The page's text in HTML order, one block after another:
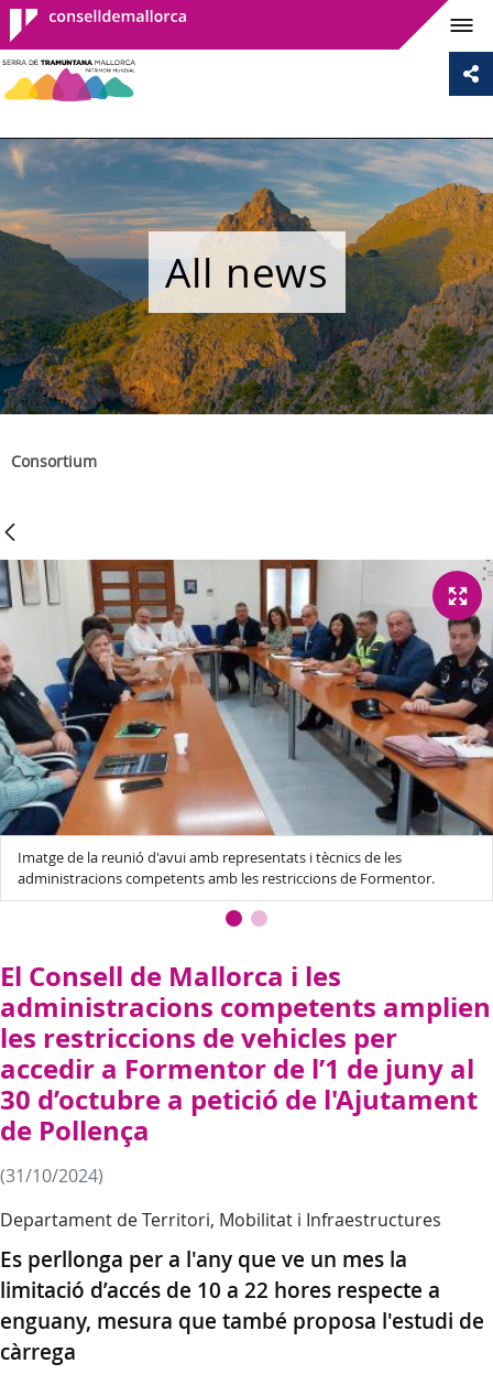
Consell de
Mallorca
All news
Consortium
Imatge de la reunió d'avui amb representats i tècnics de les
administracions competents amb les restriccions de Formentor.
El Consell de Mallorca i les
administracions competents amplien
les restriccions de vehicles per
accedir a Formentor de l’1 de juny al
30 d’octubre a petició de l'Ajutament
de Pollença
(31/10/2024)
Departament de Territori, Mobilitat i Infraestructures
Es perllonga per a l'any que ve un mes la
limitació d’accés de 10 a 22 hores respecte a
enguany, mesura que també proposa l'estudi de
càrrega